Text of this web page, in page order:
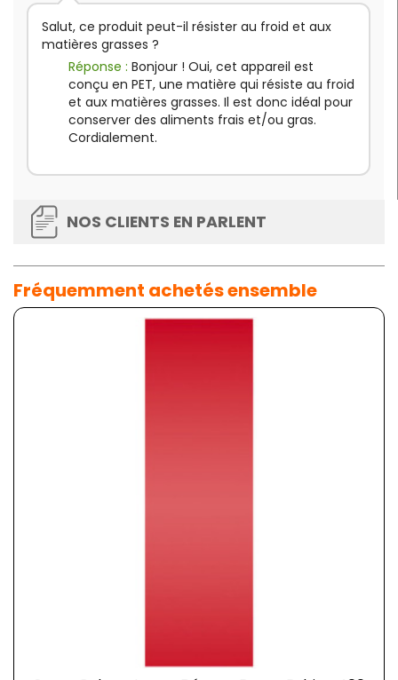
Salut, ce produit peut-il résister au froid et aux
matières grasses ?
Réponse : Bonjour ! Oui, cet appareil est
conçu en PET, une matière qui résiste au froid
et aux matières grasses. Il est donc idéal pour
conserver des aliments frais et/ou gras.
Cordialement.
NOS CLIENTS EN PARLENT
Fréquemment achetés ensemble